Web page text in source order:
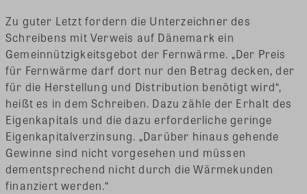
Zu guter Letzt fordern die Unterzeichner des
Schreibens mit Verweis auf Dänemark ein
Gemeinnützigkeitsgebot der Fernwärme. „Der Preis
für Fernwärme darf dort nur den Betrag decken, der
für die Herstellung und Distribution benötigt wird“,
heißt es in dem Schreiben. Dazu zähle der Erhalt des
Eigenkapitals und die dazu erforderliche geringe
Eigenkapitalverzinsung. „Darüber hinaus gehende
Gewinne sind nicht vorgesehen und müssen
dementsprechend nicht durch die Wärmekunden
finanziert werden.“